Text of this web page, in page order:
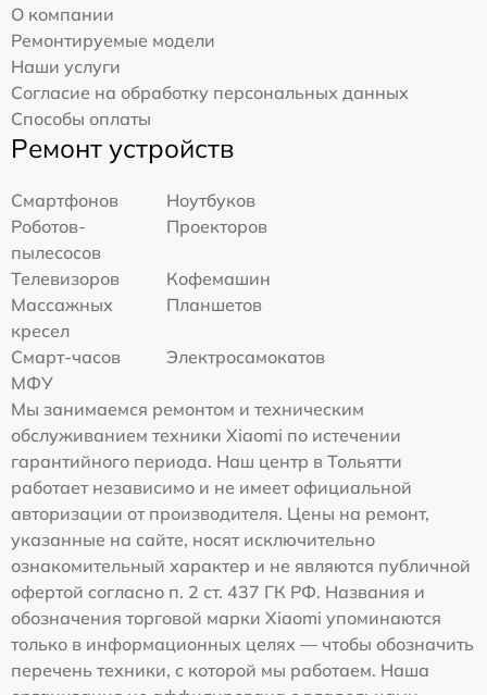
О компании
Ремонтируемые модели
Наши услуги
Согласие на обработку персональных данных
Способы оплаты
Ремонт устройств
Смартфонов
Ноутбуков
Роботов-
пылесосов
Проекторов
Телевизоров
Кофемашин
Массажных
кресел
Планшетов
Смарт-часов
Электросамокатов
МФУ
Мы занимаемся ремонтом и техническим
обслуживанием техники Xiaomi по истечении
гарантийного периода. Наш центр в Тольятти
работает независимо и не имеет официальной
авторизации от производителя. Цены на ремонт,
указанные на сайте, носят исключительно
ознакомительный характер и не являются публичной
офертой согласно п. 2 ст. 437 ГК РФ. Названия и
обозначения торговой марки Xiaomi упоминаются
только в информационных целях — чтобы обозначить
перечень техники, с которой мы работаем. Наша